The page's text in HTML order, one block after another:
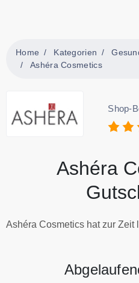
Home Kategorien
Ashéra Cosmetics
Shop-
Ashéra
Ashéra Cosmetics hat zur Zeit